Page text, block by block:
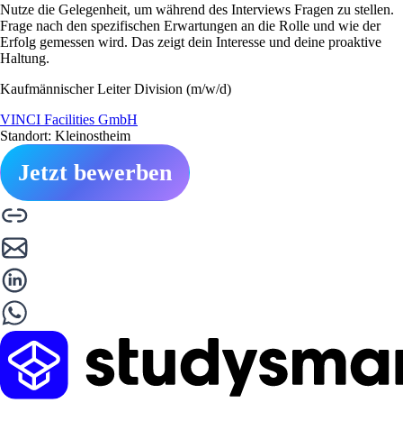
Nutze die Gelegenheit, um während des Interviews Fragen zu stellen.
Frage nach den spezifischen Erwartungen an die Rolle und wie der
Erfolg gemessen wird. Das zeigt dein Interesse und deine proaktive
Haltung.
Kaufmännischer Leiter Division (m/w/d)
VINCI Facilities GmbH
Standort: Kleinostheim
Jetzt bewerben